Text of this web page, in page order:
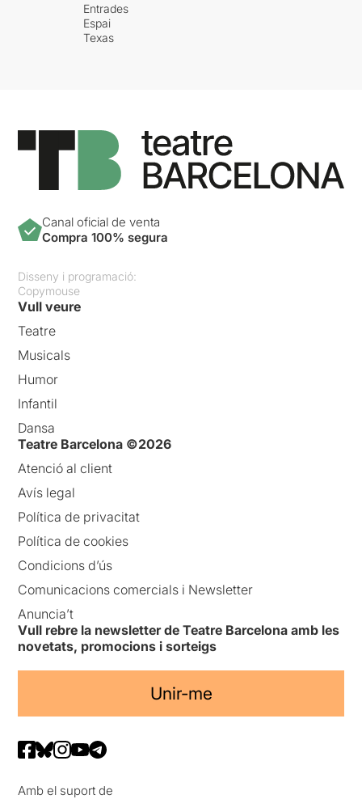
Entrades
Espai
Texas
Canal oficial de venta
Compra 100% segura
Disseny i programació:
Copymouse
Vull veure
Teatre
Musicals
Humor
Infantil
Dansa
Teatre Barcelona ©2026
Atenció al client
Avís legal
Política de privacitat
Política de cookies
Condicions d’ús
Comunicacions comercials i Newsletter
Anuncia’t
Vull rebre la newsletter de Teatre Barcelona amb les
novetats, promocions i sorteigs
Unir-me
Amb el suport de